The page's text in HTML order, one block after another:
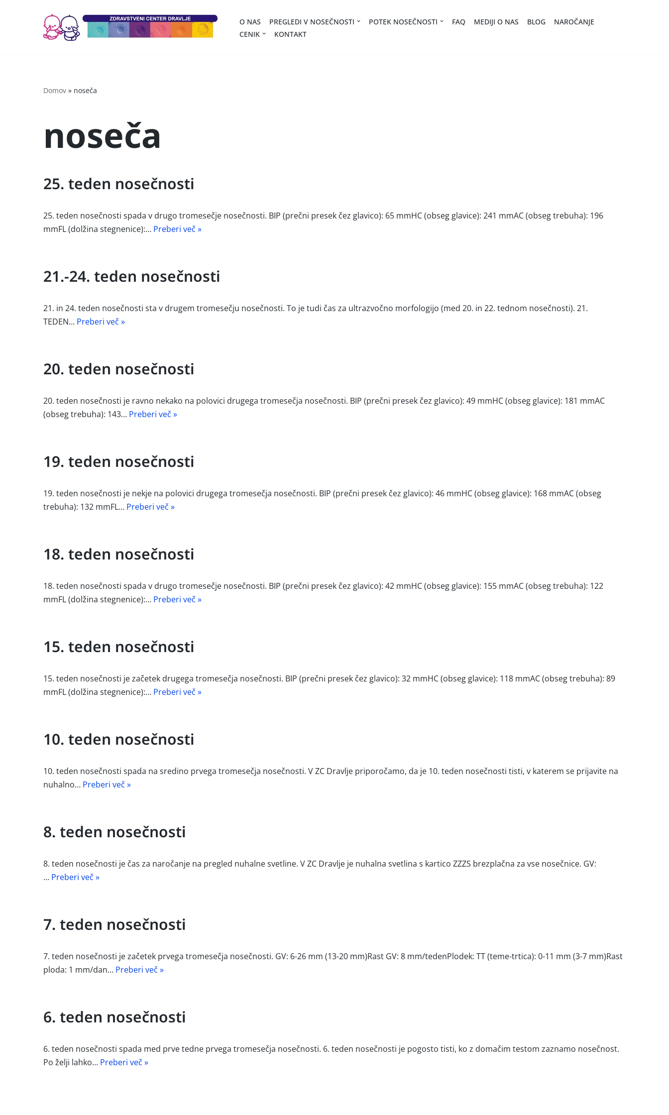
O NAS PREGLEDI V NOSEČNOSTI POTEK NOSEČNOSTI FAQ MEDIJI O NAS BLOG
NAROČANJE
CENIK
KONTAKT
Domov » noseča
noseča
25. teden nosečnosti
25. teden nosečnosti spada v drugo tromesečje nosečnosti. BIP (prečni presek čez glavico): 65 mmHC (obseg glavice): 241 mmAC (obseg trebuha): 196
mmFL (dolžina stegnenice):… Preberi več »
21.-24. teden nosečnosti
21. in 24. teden nosečnosti sta v drugem tromesečju nosečnosti. To je tudi čas za ultrazvočno morfologijo (med 20. in 22. tednom nosečnosti). 21.
TEDEN… Preberi več »
20. teden nosečnosti
20. teden nosečnosti je ravno nekako na polovici drugega tromesečja nosečnosti. BIP (prečni presek čez glavico): 49 mmHC (obseg glavice): 181 mmAC
(obseg trebuha): 143… Preberi več »
19. teden nosečnosti
19. teden nosečnosti je nekje na polovici drugega tromesečja nosečnosti. BIP (prečni presek čez glavico): 46 mmHC (obseg glavice): 168 mmAC (obseg
trebuha): 132 mmFL… Preberi več »
18. teden nosečnosti
18. teden nosečnosti spada v drugo tromesečje nosečnosti. BIP (prečni presek čez glavico): 42 mmHC (obseg glavice): 155 mmAC (obseg trebuha): 122
mmFL (dolžina stegnenice):… Preberi več »
15. teden nosečnosti
15. teden nosečnosti je začetek drugega tromesečja nosečnosti. BIP (prečni presek čez glavico): 32 mmHC (obseg glavice): 118 mmAC (obseg trebuha): 89
mmFL (dolžina stegnenice):… Preberi več »
10. teden nosečnosti
10. teden nosečnosti spada na sredino prvega tromesečja nosečnosti. V ZC Dravlje priporočamo, da je 10. teden nosečnosti tisti, v katerem se prijavite na
nuhalno… Preberi več »
8. teden nosečnosti
8. teden nosečnosti je čas za naročanje na pregled nuhalne svetline. V ZC Dravlje je nuhalna svetlina s kartico ZZZS brezplačna za vse nosečnice. GV:
… Preberi več »
7. teden nosečnosti
7. teden nosečnosti je začetek prvega tromesečja nosečnosti. GV: 6-26 mm (13-20 mm)Rast GV: 8 mm/tedenPlodek: TT (teme-trtica): 0-11 mm (3-7 mm)Rast
ploda: 1 mm/dan… Preberi več »
6. teden nosečnosti
6. teden nosečnosti spada med prve tedne prvega tromesečja nosečnosti. 6. teden nosečnosti je pogosto tisti, ko z domačim testom zaznamo nosečnost.
Po želji lahko… Preberi več »